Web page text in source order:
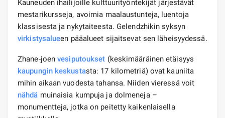
Kauneuden ihailijoille kulttuurityöntekijät järjestävät
mestarikursseja, avoimia maalaustunteja, luentoja
klassisesta ja nykytaiteesta. Gelendzhikin syksyn
virkistysalueen pääalueet sijaitsevat sen läheisyydessä.
Zhane-joenvesiputoukset (keskimääräinen etäisyys
kaupungin keskustasta: 17 kilometriä) ovat kauniita
mihin aikaan vuodesta tahansa. Niiden vieressä voit
nähdä muinaisia ​​kumpuja ja dolmeneja –
monumentteja, jotka on peitetty kaikenlaisella